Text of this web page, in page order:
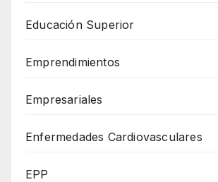
Educación Superior
Emprendimientos
Empresariales
Enfermedades Cardiovasculares
EPP